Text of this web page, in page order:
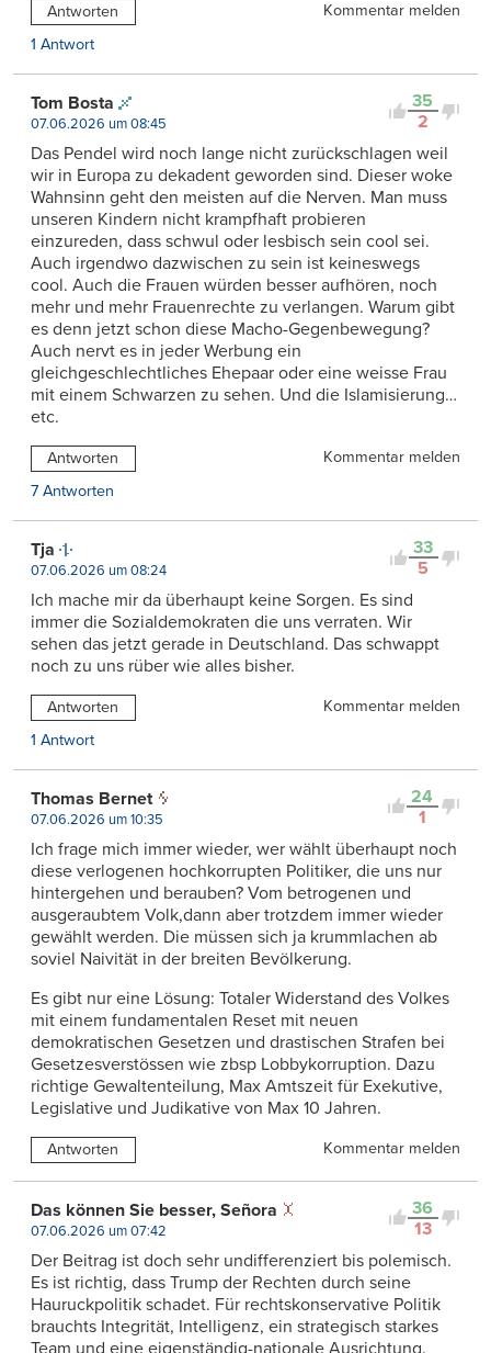
Antworten
Kommentar melden
1 Antwort
35
2
Tom Bosta
07.06.2026 um 08:45
Das Pendel wird noch lange nicht zurückschlagen weil
wir in Europa zu dekadent geworden sind. Dieser woke
Wahnsinn geht den meisten auf die Nerven. Man muss
unseren Kindern nicht krampfhaft probieren
einzureden, dass schwul oder lesbisch sein cool sei.
Auch irgendwo dazwischen zu sein ist keineswegs
cool. Auch die Frauen würden besser aufhören, noch
mehr und mehr Frauenrechte zu verlangen. Warum gibt
es denn jetzt schon diese Macho-Gegenbewegung?
Auch nervt es in jeder Werbung ein
gleichgeschlechtliches Ehepaar oder eine weisse Frau
mit einem Schwarzen zu sehen. Und die Islamisierung…
etc.
Antworten
Kommentar melden
7 Antworten
33
5
Tja
07.06.2026 um 08:24
Ich mache mir da überhaupt keine Sorgen. Es sind
immer die Sozialdemokraten die uns verraten. Wir
sehen das jetzt gerade in Deutschland. Das schwappt
noch zu uns rüber wie alles bisher.
Antworten
Kommentar melden
1 Antwort
24
1
Thomas Bernet
07.06.2026 um 10:35
Ich frage mich immer wieder, wer wählt überhaupt noch
diese verlogenen hochkorrupten Politiker, die uns nur
hintergehen und berauben? Vom betrogenen und
ausgeraubtem Volk,dann aber trotzdem immer wieder
gewählt werden. Die müssen sich ja krummlachen ab
soviel Naivität in der breiten Bevölkerung.
Es gibt nur eine Lösung: Totaler Widerstand des Volkes
mit einem fundamentalen Reset mit neuen
demokratischen Gesetzen und drastischen Strafen bei
Gesetzesverstössen wie zbsp Lobbykorruption. Dazu
richtige Gewaltenteilung, Max Amtszeit für Exekutive,
Legislative und Judikative von Max 10 Jahren.
Antworten Kommentar melden
36
13
Das können Sie besser, Señora
07.06.2026 um 07:42
Der Beitrag ist doch sehr undifferenziert bis polemisch.
Es ist richtig, dass Trump der Rechten durch seine
Hauruckpolitik schadet. Für rechtskonservative Politik
brauchts Integrität, Intelligenz, ein strategisch starkes
Team und eine eigenständig-nationale Ausrichtung.